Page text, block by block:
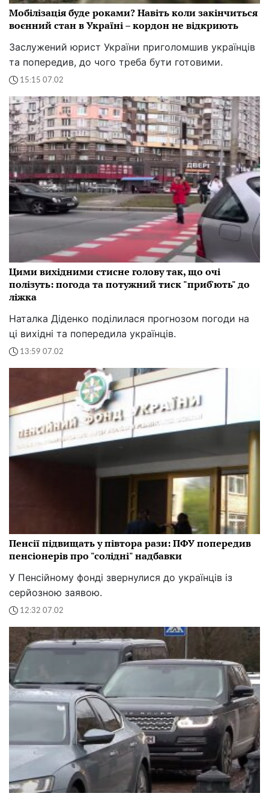
Мобілізація буде роками? Навіть коли закінчиться
воєнний стан в Україні – кордон не відкриють
Заслужений юрист України приголомшив українців
та попередив, до чого треба бути готовими.
15:15 07.02
Цими вихідними стисне голову так, що очі
полізуть: погода та потужний тиск "приб'ють" до
ліжка
Наталка Діденко поділилася прогнозом погоди на
ці вихідні та попередила українців.
13:59 07.02
Пенсії підвищать у півтора рази: ПФУ попередив
пенсіонерів про "солідні" надбавки
У Пенсійному фонді звернулися до українців із
серйозною заявою.
12:32 07.02